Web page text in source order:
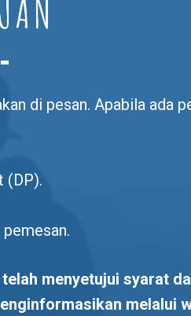
di pesan. Apabila ada
(DP).
menyetujui syarat
melalui